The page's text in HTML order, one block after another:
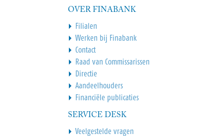
OVER FINABANK
Filialen
Werken bij Finabank
Contact
Raad van Commissarissen
Directie
Aandeelhouders
Financiële publicaties
SERVICE DESK
Veelgestelde vragen